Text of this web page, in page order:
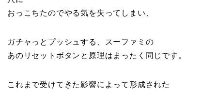
おっこちたのでやる気を失ってしまい、
ガチャっとプッシュする、スーファミの
あのリセットボタンと原理はまったく同じです。
これまで受けてきた影響によって形成された